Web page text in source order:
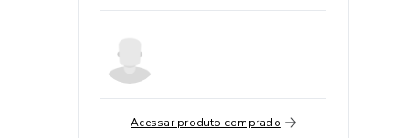
Acessar produto comprado